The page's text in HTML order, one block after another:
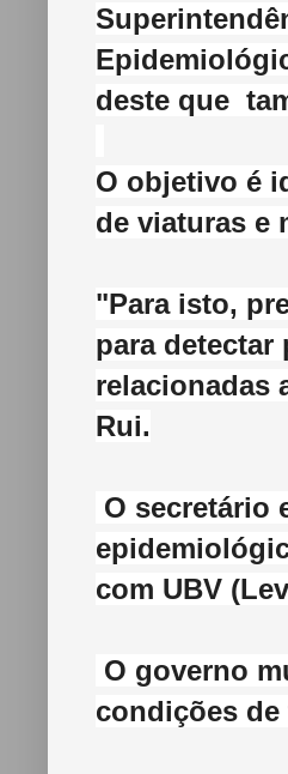
deste que
O objetivo é
de viaturas e
"Para isto,
para detectar
relacionadas
Rui.
O secretário
com UBV
O governo
condições de